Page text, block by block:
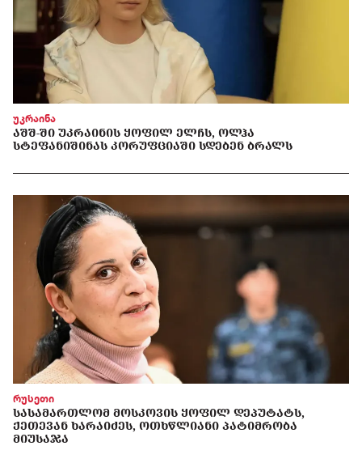
უკრაინა
ᲐᲨᲨ-ᲨᲘ ᲣᲙᲠᲐᲘᲜᲘᲡ ᲧᲝᲤᲘᲚ ᲔᲚᲩᲡ, ᲝᲚᲰᲐ
ᲡᲢᲔᲤᲐᲜᲘᲨᲘᲜᲐᲡ ᲙᲝᲠᲣᲤᲪᲘᲐᲨᲘ ᲡᲓᲔᲑᲔᲜ ᲑᲠᲐᲚᲡ
რუსეთი
ᲡᲐᲡᲐᲛᲐᲠᲗᲚᲝᲛ ᲛᲝᲡᲙᲝᲕᲘᲡ ᲧᲝᲤᲘᲚ ᲓᲔᲞᲣᲢᲐᲢᲡ,
ᲥᲔᲗᲔᲕᲐᲜ ᲮᲐᲠᲐᲘᲫᲔᲡ, ᲝᲗᲮᲬᲚᲘᲐᲜᲘ ᲞᲐᲢᲘᲛᲠᲝᲑᲐ
ᲛᲘᲣᲡᲐᲯᲐ